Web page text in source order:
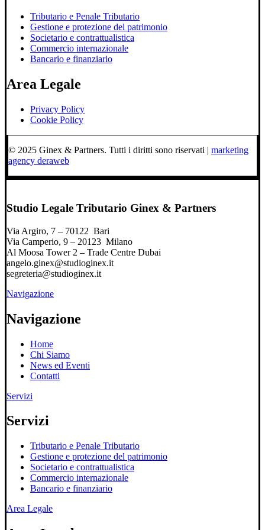
Tributario e Penale Tributario
Gestione e protezione del patrimonio
Societario e contrattualistica
Commercio internazionale
Bancario e finanziario
Area Legale
Privacy Policy
Cookie Policy
© 2025 Ginex & Partners. Tutti i diritti sono riservati | marketing
agency deraweb
Studio Legale Tributario Ginex & Partners
Via Argiro, 7 – 70122 Bari
Via Camperio, 9 – 20123 Milano
Al Moosa Tower 2 – Trade Centre Dubai
angelo.ginex@studioginex.it
segreteria@studioginex.it
Navigazione
Navigazione
Home
Chi Siamo
News ed Eventi
Contatti
Servizi
Servizi
Tributario e Penale Tributario
Gestione e protezione del patrimonio
Societario e contrattualistica
Commercio internazionale
Bancario e finanziario
Area Legale